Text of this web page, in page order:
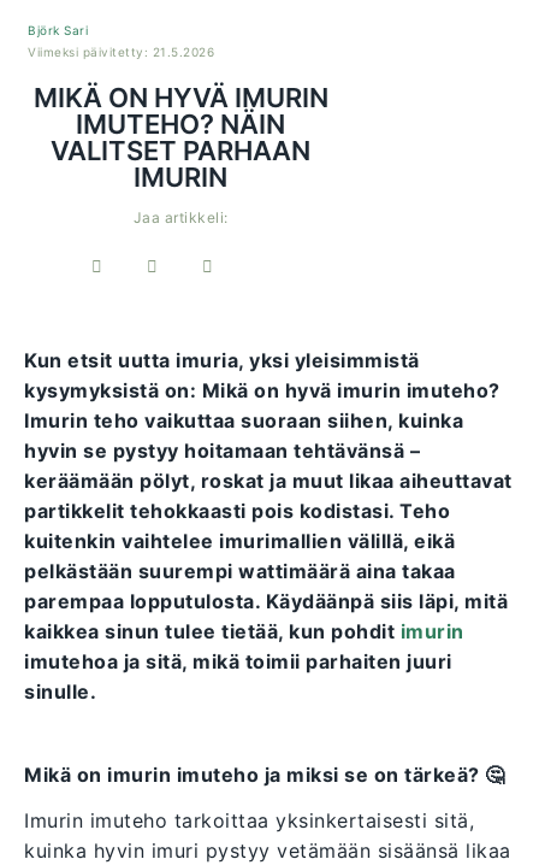
Björk Sari
Viimeksi päivitetty: 21.5.2026
MIKÄ ON HYVÄ IMURIN
IMUTEHO? NÄIN
VALITSET PARHAAN
IMURIN
Jaa artikkeli:
Kun etsit uutta imuria, yksi yleisimmistä
kysymyksistä on: Mikä on hyvä imurin imuteho?
Imurin teho vaikuttaa suoraan siihen, kuinka
hyvin se pystyy hoitamaan tehtävänsä –
keräämään pölyt, roskat ja muut likaa aiheuttavat
partikkelit tehokkaasti pois kodistasi. Teho
kuitenkin vaihtelee imurimallien välillä, eikä
pelkästään suurempi wattimäärä aina takaa
parempaa lopputulosta. Käydäänpä siis läpi, mitä
kaikkea sinun tulee tietää, kun pohdit imurin
imutehoa ja sitä, mikä toimii parhaiten juuri
sinulle.
Mikä on imurin imuteho ja miksi se on tärkeä? 🤔
Imurin imuteho tarkoittaa yksinkertaisesti sitä,
kuinka hyvin imuri pystyy vetämään sisäänsä likaa